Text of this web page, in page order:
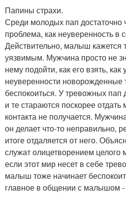
Папины страхи.
Среди молодых пап достаточно
проблема, как неуверенность в
Действительно, малыш кажется
уязвимым. Мужчина просто не
нему подойти, как его взять,
неуверенности новорожденные
беспокоиться. У тревожных пап
и те стараются поскорее
контакта не получается.
он делает что-то неправильно,
итоге отдаляется от него.
служат олицетворением целого
если этот мир несет в себе
малыш тоже начинает
главное в общении с малышом -